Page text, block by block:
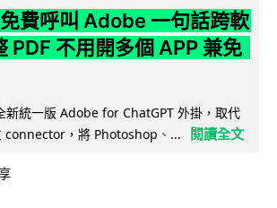
費呼叫 Adobe 一句話跨軟
PDF 不用開多個 APP 兼免
新統一版 Adobe for ChatGPT 外掛，取代
connector，將 Photoshop、...
閱讀全文